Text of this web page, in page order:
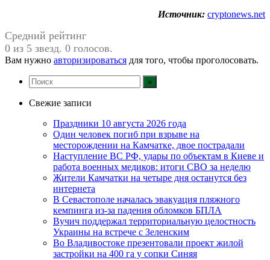
Источник: cryptonews.net
Средний рейтинг
0 из 5 звезд. 0 голосов.
Вам нужно авторизироваться для того, чтобы проголосовать.
Свежие записи
Праздники 10 августа 2026 года
Один человек погиб при взрыве на
месторождении на Камчатке, двое пострадали
Наступление ВС РФ, удары по объектам в Киеве и
работа военных медиков: итоги СВО за неделю
Жители Камчатки на четыре дня останутся без
интернета
В Севастополе началась эвакуация пляжного
кемпинга из-за падения обломков БПЛА
Вучич поддержал территориальную целостность
Украины на встрече с Зеленским
Во Владивостоке презентовали проект жилой
застройки на 400 га у сопки Синяя